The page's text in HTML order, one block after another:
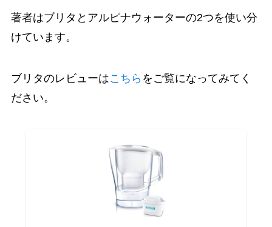
著者はブリタとアルピナウォーターの2つを使い分
けています。
ブリタのレビューはこちら をご覧になってみてく
ださい。